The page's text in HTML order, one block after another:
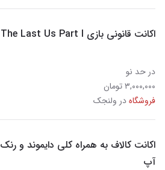
اکانت قانونی بازی The Last Us Part I
در حد نو
۳,۰۰۰,۰۰۰ تومان
فروشگاهدر ولنجک
اکانت کالاف به همراه کلی دایموند و رنک
آپ